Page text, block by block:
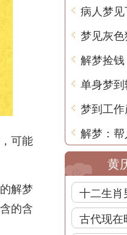
可能
解梦
的含
梦到工
解梦：
黄
十二生肖
古代现在